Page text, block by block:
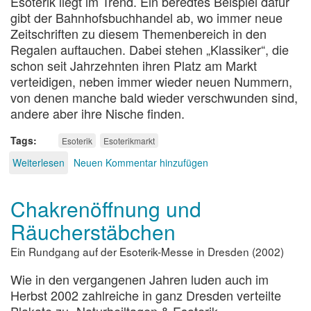
gibt der Bahnhofsbuchhandel ab, wo immer neue
Zeitschriften zu diesem Themenbereich in den
Regalen auftauchen. Dabei stehen „Klassiker“, die
schon seit Jahrzehnten ihren Platz am Markt
verteidigen, neben immer wieder neuen Nummern,
von denen manche bald wieder verschwunden sind,
andere aber ihre Nische finden.
Tags Esoterik Esoterikmarkt
Weiterlesen über
Neuen Kommentar hinzufügen
Chakrenöffnung und
Räucherstäbchen
Ein Rundgang auf der Esoterik-Messe in Dresden (2002)
Wie in den vergangenen Jahren luden auch im
Herbst 2002 zahlreiche in ganz Dresden verteilte